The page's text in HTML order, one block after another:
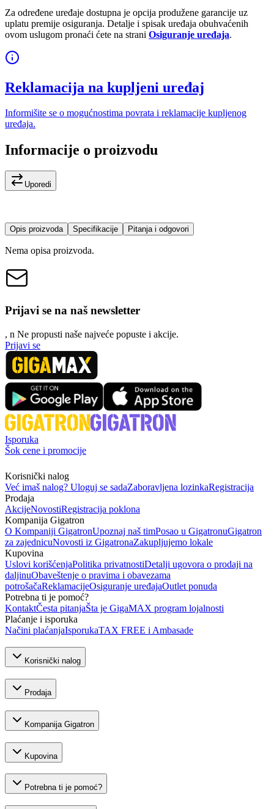
Za određene uređaje dostupna je opcija produžene garancije uz
uplatu premije osiguranja. Detalje i spisak uređaja obuhvaćenih
ovom uslugom pronaći ćete na strani Osiguranje uređaja.
Reklamacija na kupljeni uređaj
Informišite se o mogućnostima povrata i reklamacije kupljenog
uređaja.
Informacije o proizvodu
Uporedi
Opis proizvoda Specifikacije Pitanja i odgovori
Nema opisa proizvoda.
Prijavi se na naš newsletter
, n Ne propusti naše najveće popuste i akcije.
Prijavi se
Isporuka
Šok cene i promocije
Korisnički nalog
Već imaš nalog? Uloguj se sadaZaboravljena lozinkaRegistracija
Prodaja
AkcijeNovostiRegistracija poklona
Kompanija Gigatron
O Kompaniji GigatronUpoznaj naš timPosao u GigatronuGigatron
za zajednicuNovosti iz GigatronaZakupljujemo lokale
Kupovina
Uslovi korišćenjaPolitika privatnostiDetalji ugovora o prodaji na
daljinuObaveštenje o pravima i obavezama
potrošačaReklamacijeOsiguranje uređajaOutlet ponuda
Potrebna ti je pomoć?
KontaktČesta pitanjaŠta je GigaMAX program lojalnosti
Plaćanje i isporuka
Načini plaćanjaIsporukaTAX FREE i Ambasade
Korisnički nalog
Prodaja
Kompanija Gigatron
Kupovina
Potrebna ti je pomoć?